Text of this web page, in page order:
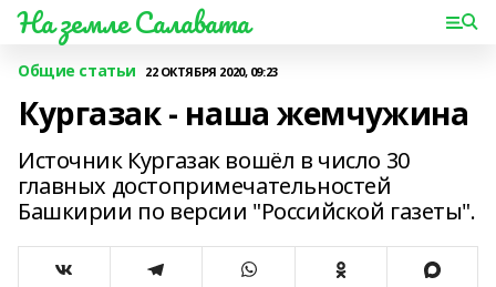
На земле Салавата
Общие статьи 22 ОКТЯБРЯ 2020, 09:23
Кургазак - наша жемчужина
Источник Кургазак вошёл в число 30
главных достопримечательностей
Башкирии по версии "Российской газеты".